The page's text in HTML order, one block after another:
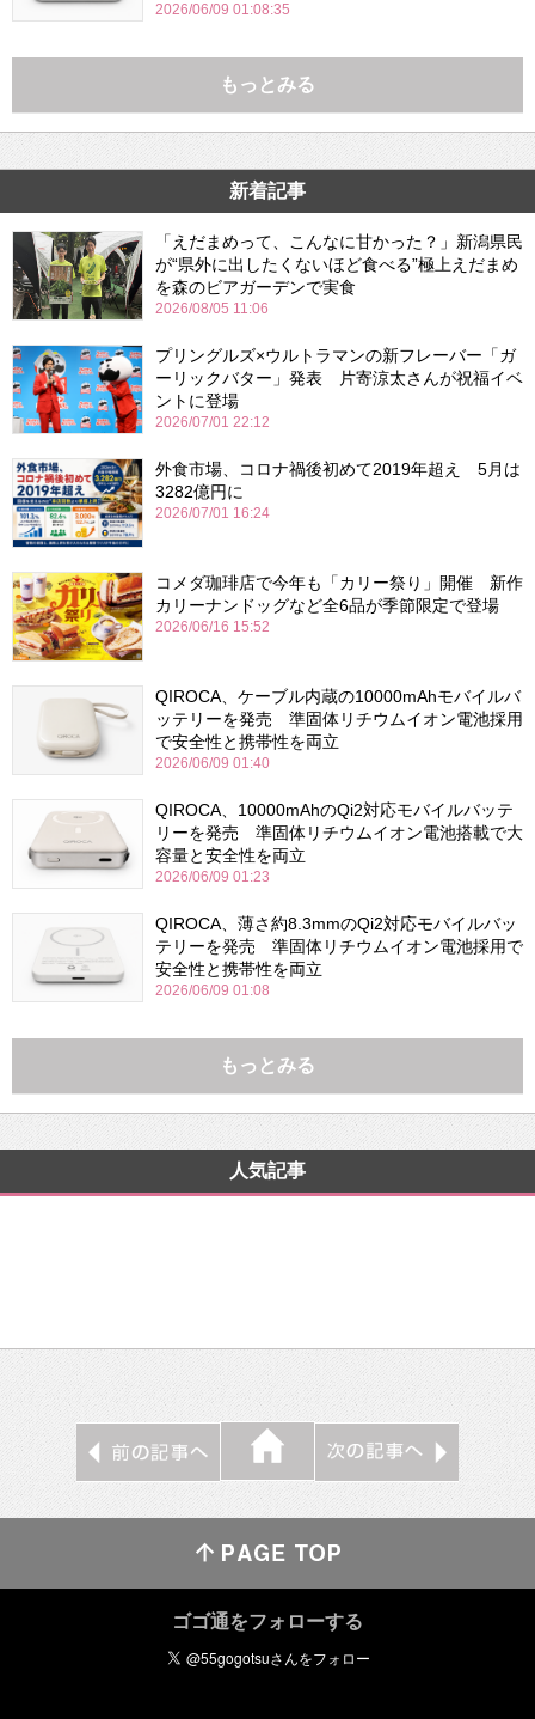
2026/06/09 01:08:35
もっとみる
新着記事
「えだまめって、こんなに甘かった？」新潟県民
が“県外に出したくないほど食べる”極上えだまめ
を森のビアガーデンで実食
2026/08/05 11:06
プリングルズ×ウルトラマンの新フレーバー「ガ
ーリックバター」発表 片寄涼太さんが祝福イベ
ントに登場
2026/07/01 22:12
外食市場、コロナ禍後初めて2019年超え 5月は
3282億円に
2026/07/01 16:24
コメダ珈琲店で今年も「カリー祭り」開催 新作
カリーナンドッグなど全6品が季節限定で登場
2026/06/16 15:52
QIROCA、ケーブル内蔵の10000mAhモバイルバ
ッテリーを発売 準固体リチウムイオン電池採用
で安全性と携帯性を両立
2026/06/09 01:40
QIROCA、10000mAhのQi2対応モバイルバッテ
リーを発売 準固体リチウムイオン電池搭載で大
容量と安全性を両立
2026/06/09 01:23
QIROCA、薄さ約8.3mmのQi2対応モバイルバッ
テリーを発売 準固体リチウムイオン電池採用で
安全性と携帯性を両立
2026/06/09 01:08
もっとみる
人気記事
ゴゴ通をフォローする